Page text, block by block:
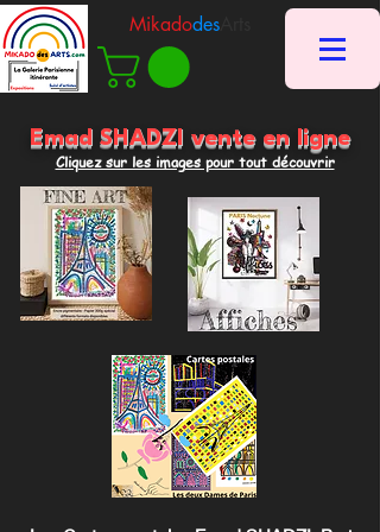
Mikadodes
Emad SHADZI vente en ligne
Cliquez sur les images pour tout découvrir